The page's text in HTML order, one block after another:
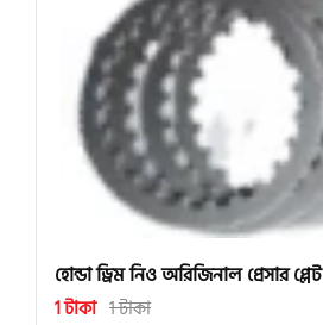
হোন্ডা ড্রিম নিও অরিজিনাল প্রেসার প্লেট
1 টাকা 1 টাকা